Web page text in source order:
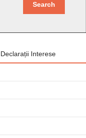
Search
Declarații Interese